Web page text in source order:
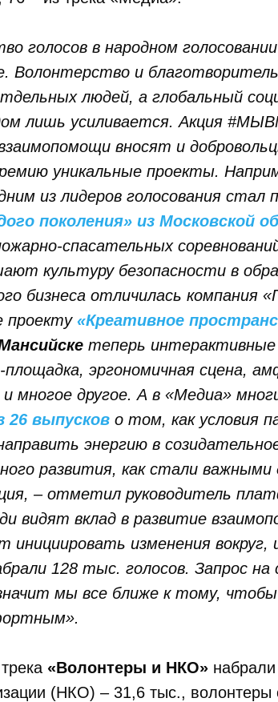
голосов в народном
Волонтерство и
людей, а глобальный
лишь усиливается. Акция
вносят и
уникальные проекты.
из лидеров голосования стал
поколения» из Московской
спасательных
культуру безопасности в
бизнеса отличилась компания
проекту «Креативное
теперь
площадка, эргономичная сцена,
многое другое. А в «Медиа»
26 выпусков о том, как условия
энергию в
развития, как стали важными
– отметил руководитель
видят вклад в развитие
инициировать изменения вокруг,
128 тыс. голосов. Запрос на
мы все ближе к тому,
«Волонтеры и НКО»
(НКО) – 31,6 тыс.,